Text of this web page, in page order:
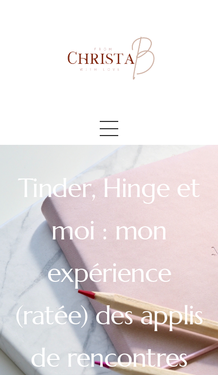
Tinder, Hinge et
moi : mon
expérience
(ratée) des applis
de rencontres
Accueil